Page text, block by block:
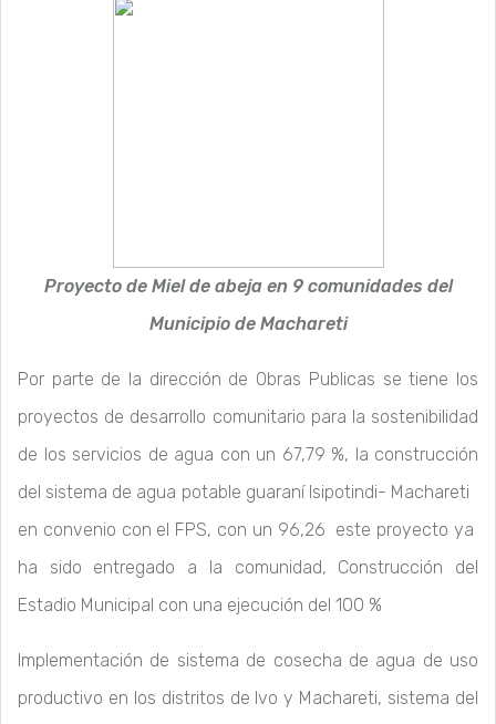
Proyecto de Miel de abeja en 9 comunidades del
Municipio de Machareti
Por parte de la dirección de Obras Publicas se tiene los
proyectos de desarrollo comunitario para la sostenibilidad
de los servicios de agua con un 67,79 %, la construcción
del sistema de agua potable guaraní Isipotindi- Machareti
en convenio con el FPS, con un 96,26 este proyecto ya
ha sido entregado a la comunidad, Construcción del
Estadio Municipal con una ejecución del 100 %
Implementación de sistema de cosecha de agua de uso
productivo en los distritos de Ivo y Machareti, sistema del